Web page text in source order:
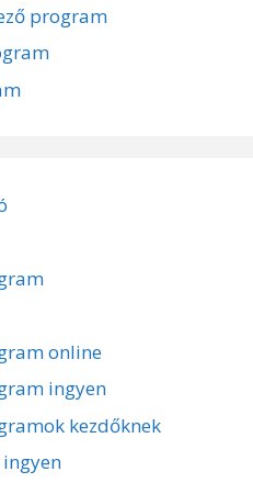
program
online
ingyen
kezdőknek